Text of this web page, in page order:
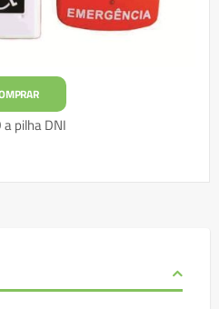
pilha DNI